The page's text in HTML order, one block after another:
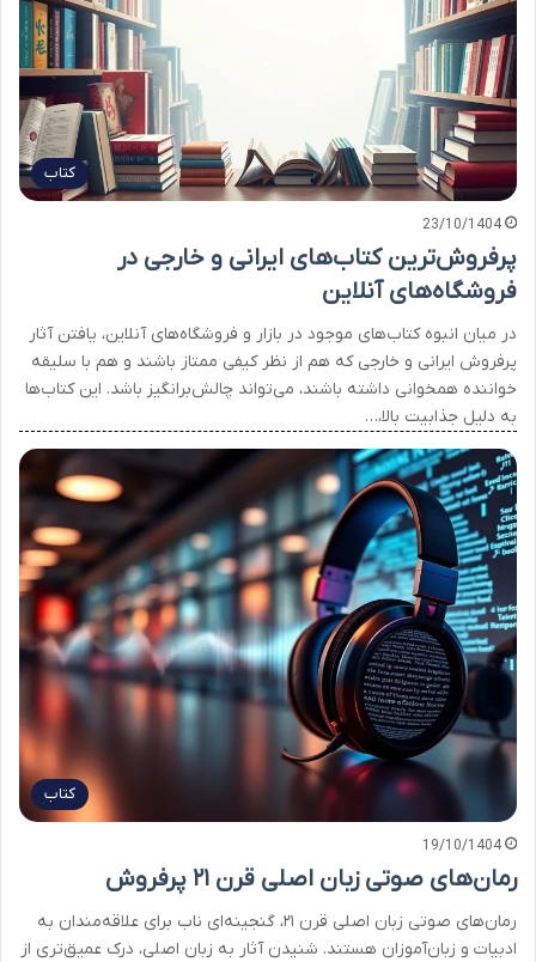
کتاب
23/10/1404
پرفروش‌ترین کتاب‌های ایرانی و خارجی در
فروشگاه‌های آنلاین
در میان انبوه کتاب‌های موجود در بازار و فروشگاه‌های آنلاین، یافتن آثار
پرفروش ایرانی و خارجی که هم از نظر کیفی ممتاز باشند و هم با سلیقه
خواننده همخوانی داشته باشند، می‌تواند چالش‌برانگیز باشد. این کتاب‌ها
به دلیل جذابیت بالا،…
کتاب
19/10/1404
رمان‌های صوتی زبان اصلی قرن ۲۱ پرفروش
رمان‌های صوتی زبان اصلی قرن ۲۱، گنجینه‌ای ناب برای علاقه‌مندان به
ادبیات و زبان‌آموزان هستند. شنیدن آثار به زبان اصلی، درک عمیق‌تری از